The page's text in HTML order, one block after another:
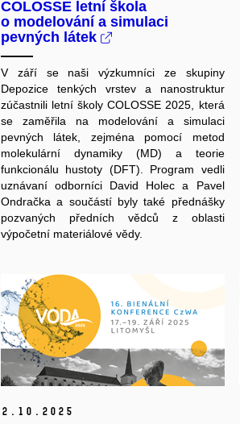
COLOSSE letní škola
o modelování a simulaci
pevných látek
V září se naši výzkumníci ze skupiny
Depozice tenkých vrstev a nanostruktur
zúčastnili letní školy COLOSSE 2025, která
se zaměřila na modelování a simulaci
pevných látek, zejména pomocí metod
molekulární dynamiky (MD) a teorie
funkcionálu hustoty (DFT). Program vedli
uznávaní odborníci David Holec a Pavel
Ondračka a součástí byly také přednášky
pozvaných předních vědců z oblasti
výpočetní materiálové vědy.
2. 10. 2025